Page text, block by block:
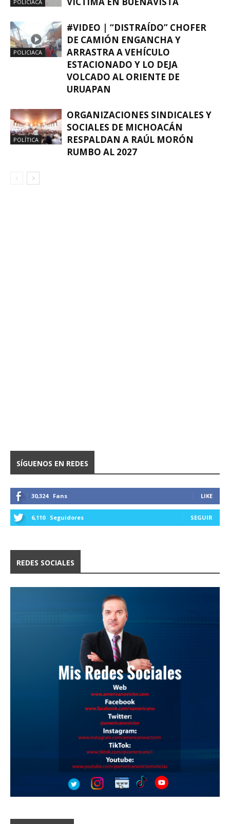
POLICIACA
POLICIACA
#VIDEO | “DISTRAÍDO” CHOFER
DE CAMIÓN ENGANCHA Y
ARRASTRA A VEHÍCULO
ESTACIONADO Y LO DEJA
VOLCADO AL ORIENTE DE
URUAPAN
POLÍTICA
ORGANIZACIONES SINDICALES Y
SOCIALES DE MICHOACÁN
RESPALDAN A RAÚL MORÓN
RUMBO AL 2027
SÍGUENOS EN REDES
30,324 Fans LIKE
6,110 Seguidores SEGUIR
REDES SOCIALES